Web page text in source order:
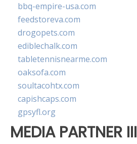
bbq-empire-usa.com
feedstoreva.com
drogopets.com
ediblechalk.com
tabletennisnearme.com
oaksofa.com
soultacohtx.com
capishcaps.com
gpsyfl.org
MEDIA PARTNER III